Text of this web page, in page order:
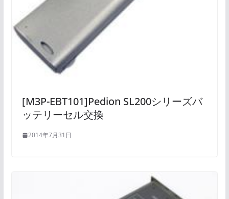
[M3P-EBT101]Pedion SL200シリーズバ
ッテリーセル交換
2014年7月31日